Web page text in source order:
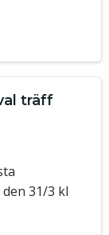
träff
31/3 kl